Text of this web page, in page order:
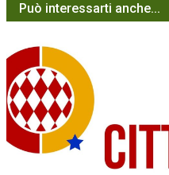
Può interessarti anche...